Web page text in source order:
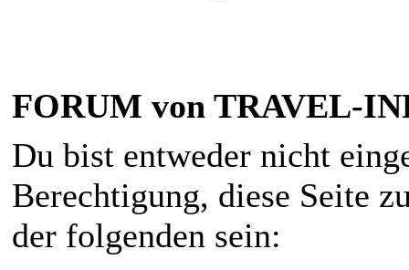
FORUM von TRAVEL-
Du bist entweder nicht
Berechtigung, diese Seite
der folgenden sein: